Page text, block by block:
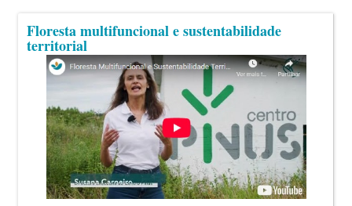
Floresta multifuncional e sustentabilidade
territorial